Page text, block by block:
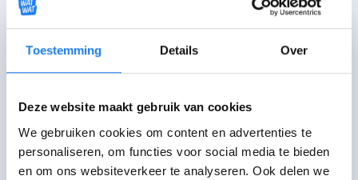
Toestemming Details Over
Deze website maakt gebruik van cookies
We gebruiken cookies om content en advertenties te
personaliseren, om functies voor social media te bieden
en om ons websiteverkeer te analyseren. Ook delen we
Leerwinkel krijg je gratis informatie, begeleiding en oriëntatie. Zij
helpen je met je leervragen en praktische vragen rond
onderwijs.